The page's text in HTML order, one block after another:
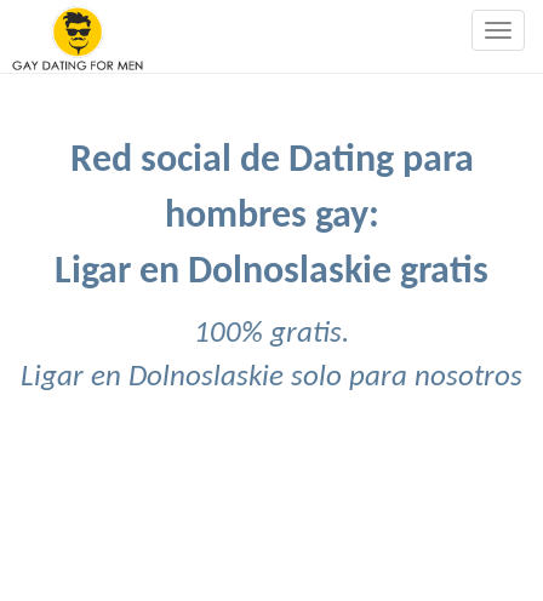
Red social de Dating para
hombres gay:
Ligar en Dolnoslaskie gratis
100% gratis.
Ligar en Dolnoslaskie solo para nosotros